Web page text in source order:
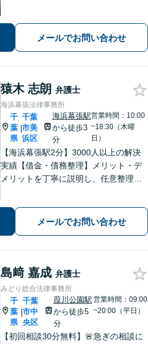
幅広くサポート。【夜間・休日面談
可】【完全個室】【本千葉駅徒歩３
メールでお問い合わせ
猿木 志朗 弁護士
海浜幕張法律事務所
千
葉
県
|
千葉
市美
浜区
海浜幕張駅
から徒歩3
分
営業時間：10:00
~18:30（木曜
日）
【海浜幕張駅2分】3000人以上の解決
実績【借金・債務整理】メリット・デ
メリットを丁寧に説明し、任意整理・
以内に回答、電話は弁護士直通です
【休日・夜間面談は事前予約】
メールでお問い合わせ
島﨑 嘉成 弁護士
みどり総合法律事務所
千
葉
県
|
千葉
市中
央区
葭川公園駅
から徒歩5
分
営業時間：09:00
~20:00（平日）
【初回相談30分無料】🚨急ぎの相談に